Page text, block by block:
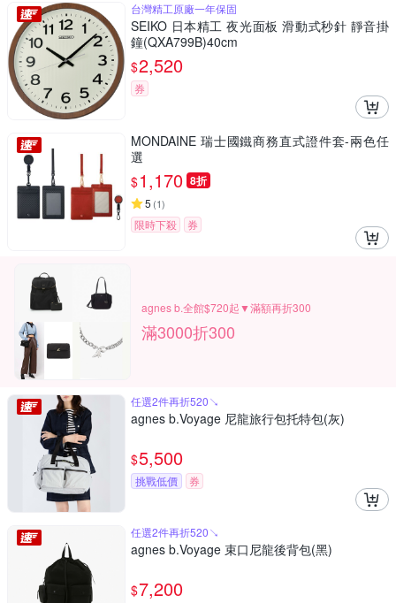
台灣精工原廠一年保固
SEIKO 日本精工 夜光面板 滑動式秒針 靜音掛
鐘(QXA799B)40cm
$2,520
券
MONDAINE 瑞士國鐵商務直式證件套-兩色任
選
$1,170 8折
5 (1)
限時下殺 券
agnes b.全館$720起▼滿額再折300
滿3000折300
任選2件再折520↘
agnes b.Voyage 尼龍旅行包托特包(灰)
$5,500
挑戰低價 券
任選2件再折520↘
agnes b.Voyage 束口尼龍後背包(黑)
$7,200